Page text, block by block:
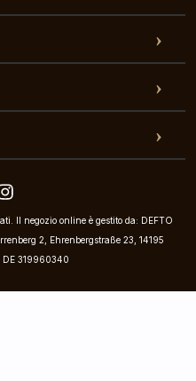
Il negozio online è gestito da: DEFTO
2, Ehrenbergstraße 23, 14195
DE 319960340